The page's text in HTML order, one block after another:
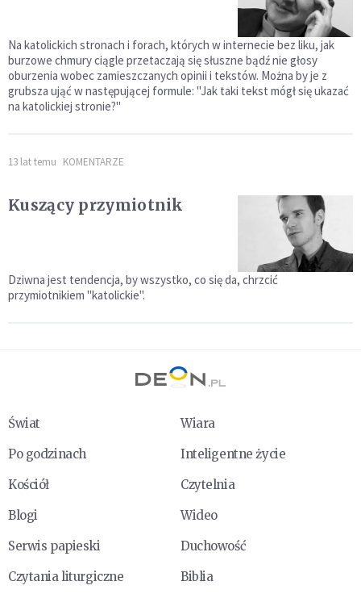
Na katolickich stronach i forach, których w internecie bez liku, jak
burzowe chmury ciągle przetaczają się słuszne bądź nie głosy
oburzenia wobec zamieszczanych opinii i tekstów. Można by je z
grubsza ująć w następującej formule: "Jak taki tekst mógł się ukazać
na katolickiej stronie?"
13 lat temu KOMENTARZE
Kuszący przymiotnik
Dziwna jest tendencja, by wszystko, co się da, chrzcić
przymiotnikiem "katolickie".
Świat
Wiara
Po godzinach
Inteligentne życie
Kościół
Czytelnia
Blogi
Wideo
Serwis papieski
Duchowość
Czytania liturgiczne
Biblia